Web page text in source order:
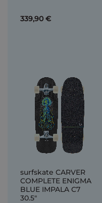
339,90 €
surfskate CARVER
COMPLETE ENIGMA
BLUE IMPALA C7
30.5"